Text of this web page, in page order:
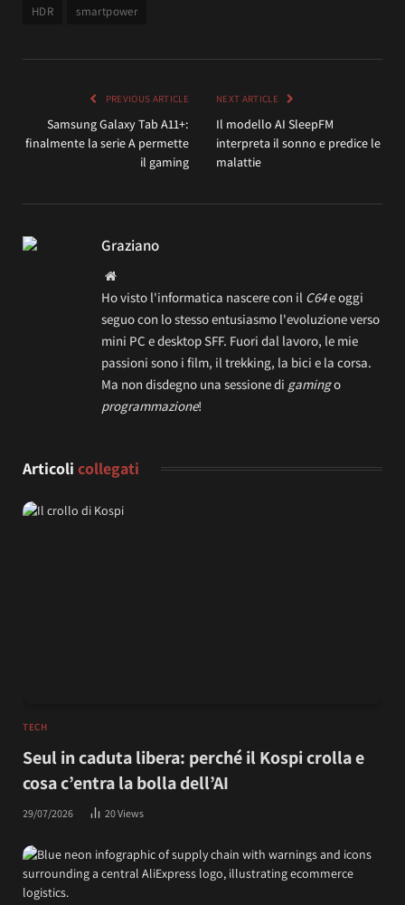
HDR smartpower
PREVIOUS ARTICLE
Samsung Galaxy Tab A11+:
finalmente la serie A permette
il gaming
NEXT ARTICLE
Il modello AI SleepFM
interpreta il sonno e predice le
malattie
Graziano
Website
Ho visto l'informatica nascere con il C64e oggi
seguo con lo stesso entusiasmo l'evoluzione verso
mini PC e desktop SFF. Fuori dal lavoro, le mie
passioni sono i film, il trekking, la bici e la corsa.
Ma non disdegno una sessione di gamingo
programmazione!
Articoli collegati
TECH
Seul in caduta libera: perché il Kospi crolla e
cosa c’entra la bolla dell’AI
29/07/2026 20Views